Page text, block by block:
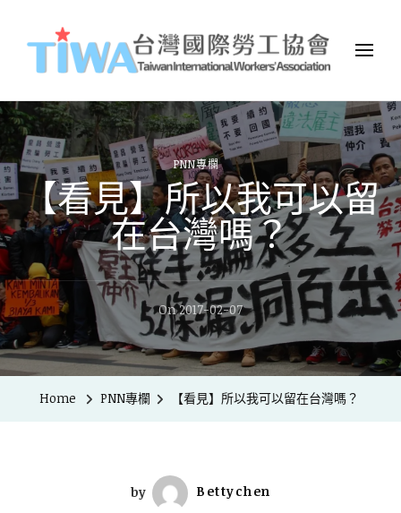
TIWA台灣國際勞工協會
台灣國際勞工協會（Taiwan International Workers
Association，簡稱TIWA），是全台第一個以國際移工為服務對象的
PNN專欄
【看見】所以我可以留
在台灣嗎？
On2017-02-07
Home PNN專欄 【看見】所以我可以留在台灣嗎？
by Bettychen